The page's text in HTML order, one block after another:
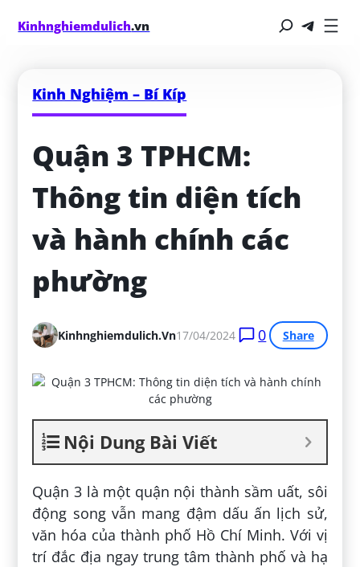
Kinhnghiemdulich.vn
Kinh Nghiệm – Bí Kíp
Quận 3 TPHCM:
Thông tin diện tích
và hành chính các
phường
Kinhnghiemdulich.vn17/04/2024 0 Share
Nội Dung Bài Viết
Quận 3là một quận nội thành sầm uất, sôi
động song vẫn mang đậm dấu ấn lịch sử,
văn hóa của thành phố Hồ Chí Minh. Với vị
trí đắc địa ngay trung tâm thành phố và hạ